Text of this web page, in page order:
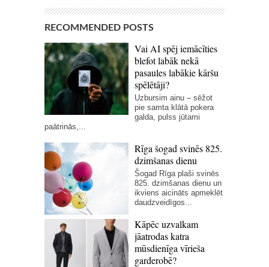
RECOMMENDED POSTS
Vai AI spēj iemācīties
blefot labāk nekā
pasaules labākie kāršu
spēlētāji?
Uzbursim ainu – sēžot
pie samta klātā pokera
galda, pulss jūtami
paātrinās,...
Rīga šogad svinēs 825.
dzimšanas dienu
Šogad Rīga plaši svinēs
825. dzimšanas dienu un
ikviens aicināts apmeklēt
daudzveidīgos...
Kāpēc uzvalkam
jāatrodas katra
mūsdienīga vīrieša
garderobē?